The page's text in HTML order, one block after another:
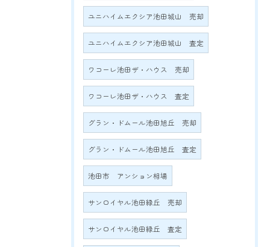
ユニハイムエクシア池田城山 売却
ユニハイムエクシア池田城山 査定
ワコーレ池田ザ・ハウス 売却
ワコーレ池田ザ・ハウス 査定
グラン・ドムール池田旭丘 売却
グラン・ドムール池田旭丘 査定
池田市 アンション相場
サンロイヤル池田緑丘 売却
サンロイヤル池田緑丘 査定